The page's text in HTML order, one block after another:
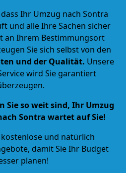
Ihr Umzug nach Sontra
und alle Ihre Sachen sicher
an Ihrem Bestimmungsort
Sie sich selbst von den
und der Qualität. Unsere
wird Sie garantiert
Sie so weit sind, Ihr Umzug
Sontra wartet auf Sie!
kostenlose und natürlich
, damit Sie Ihr Budget
planen!